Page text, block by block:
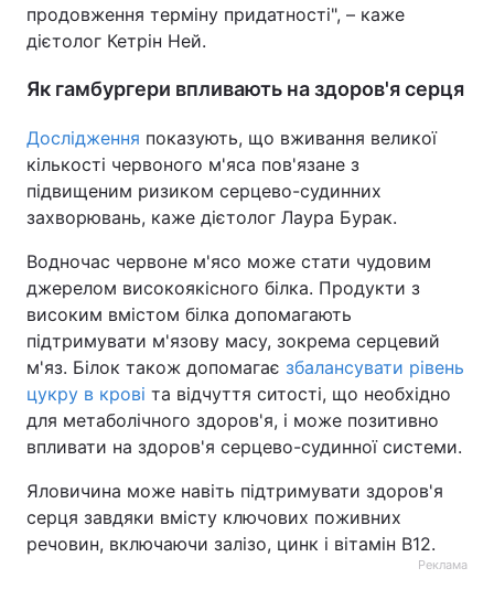
продовження терміну придатності", – каже
дієтолог Кетрін Ней.
Як гамбургери впливають на здоров'я серця
Дослідження показують, що вживання великої
кількості червоного м'яса пов'язане з
підвищеним ризиком серцево-судинних
захворювань, каже дієтолог Лаура Бурак.
Водночас червоне м'ясо може стати чудовим
джерелом високоякісного білка. Продукти з
високим вмістом білка допомагають
підтримувати м'язову масу, зокрема серцевий
м'яз. Білок також допомагає збалансувати рівень
цукру в крові та відчуття ситості, що необхідно
для метаболічного здоров'я, і може позитивно
впливати на здоров'я серцево-судинної системи.
Яловичина може навіть підтримувати здоров'я
серця завдяки вмісту ключових поживних
речовин, включаючи залізо, цинк і вітамін B12.
Реклама